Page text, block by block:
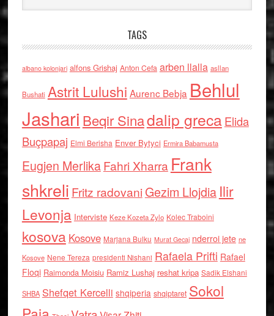
TAGS
albano kolonjari alfons Grishaj Anton Cefa arben llalla asllan
Bushati Astrit Lulushi Aurenc Bebja Behlul
Jashari Beqir Sinadalip grecaElida
Buçpapaj Elmi Berisha Enver Bytyci Ermira Babamusta
Eugjen MerlikaFahri Xharra Frank
shkreli Fritz radovaniGezim Llojdia Ilir
Levonja Interviste Keze Kozeta Zylo Kolec Traboini
kosova Kosove Marjana Bulku Murat Gecaj nderroi jete ne
Kosove Nene Tereza presidenti Nishani Rafaela Prifti Rafael
Floqi Raimonda Moisiu Ramiz Lushaj reshat kripa Sadik Elshani
SHBA Shefqet Kercelli shqiperia shqiptaret Sokol